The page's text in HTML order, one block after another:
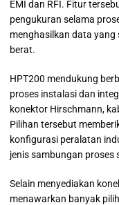
EMI dan RFI. Fitur
pengukuran selama
menghasilkan data yang
berat.
HPT200 mendukung
proses instalasi dan
konektor Hirschmann,
Pilihan tersebut
konfigurasi peralatan
jenis sambungan proses
Selain menyediakan
menawarkan banyak